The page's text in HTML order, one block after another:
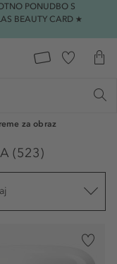
PONUDBO S
BEAUTY CARD ★
za obraz
(523)